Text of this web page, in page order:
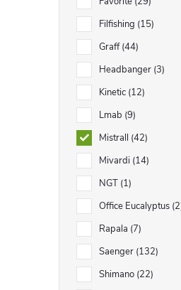
Filfishing 15
Graff 44
Headbanger 3
Kinetic 12
Lmab 9
Mistrall 42
Mivardi 14
NGT 1
Office Eucalyptus 2
Rapala 7
Saenger 132
Shimano 22